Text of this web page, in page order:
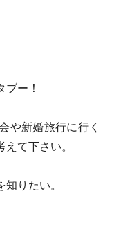
ー！
や新婚旅行に行く
て下さい。
りたい。